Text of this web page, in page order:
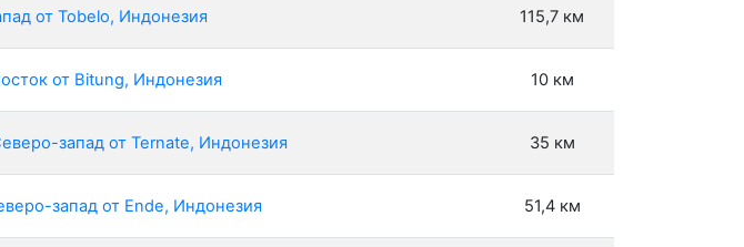
от Tobelo, Индонезия 115,7 км
от Bitung, Индонезия 10 км
запад от Ternate, Индонезия 35 км
запад от Ende, Индонезия 51,4 км